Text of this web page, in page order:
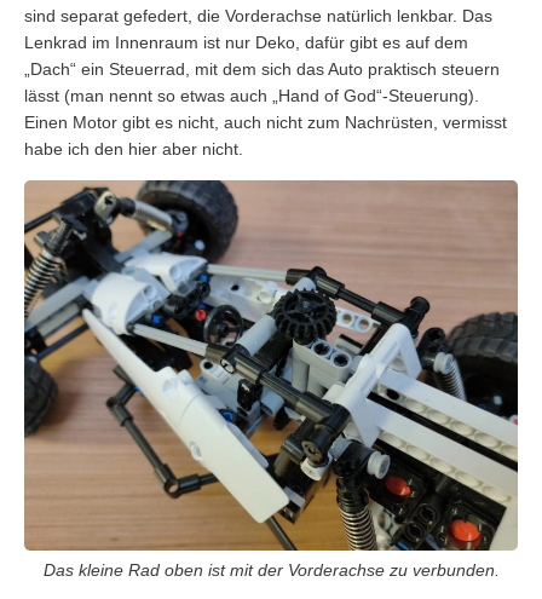
sind separat gefedert, die Vorderachse natürlich lenkbar. Das
Lenkrad im Innenraum ist nur Deko, dafür gibt es auf dem
„Dach“ ein Steuerrad, mit dem sich das Auto praktisch steuern
lässt (man nennt so etwas auch „Hand of God“-Steuerung).
Einen Motor gibt es nicht, auch nicht zum Nachrüsten, vermisst
habe ich den hier aber nicht.
Das kleine Rad oben ist mit der Vorderachse zu verbunden.